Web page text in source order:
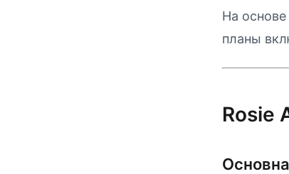
На
планы
Rosie